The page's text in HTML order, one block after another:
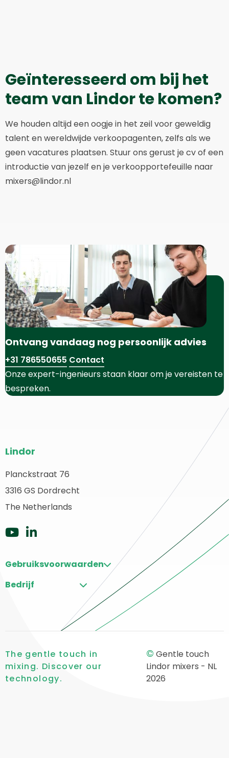
Geïnteresseerd om bij het
team van Lindor te komen?
We houden altijd een oogje in het zeil voor geweldig
talent en wereldwijde verkoopagenten, zelfs als we
geen vacatures plaatsen. Stuur ons gerust je cv of een
introductie van jezelf en je verkoopportefeuille naar
mixers@lindor.nl
Ontvang vandaag nog persoonlijk advies
+31 786550655 Contact
Onze expert-ingenieurs staan klaar om je vereisten te
bespreken.
footer
Lindor
Planckstraat 76
3316 GS Dordrecht
The Netherlands
Ga
Youtube
Ga
LinkedIn
Gebruiksvoorwaarden
Bedrijf
The gentle touch in
mixing. Discover our
technology.
© Gentle touch
Lindor mixers - NL
2026